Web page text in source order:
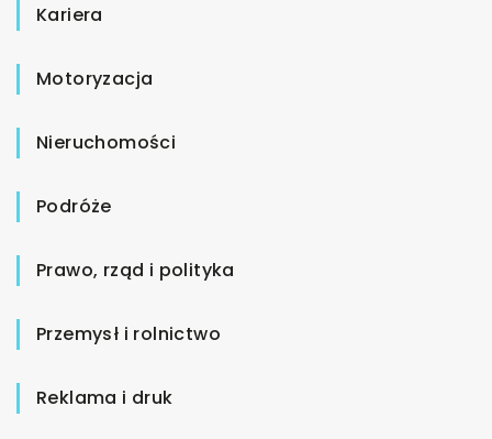
Kariera
Motoryzacja
Nieruchomości
Podróże
Prawo, rząd i polityka
Przemysł i rolnictwo
Reklama i druk